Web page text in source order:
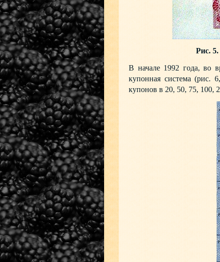
Рис.
В начале 1992 года, во
купонная система (рис.
купонов в 20, 50, 75, 100,